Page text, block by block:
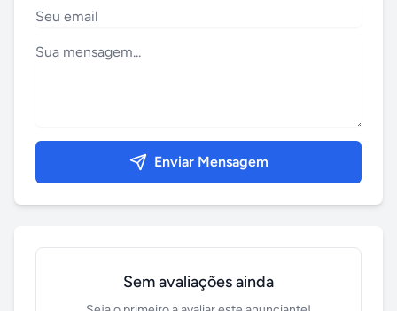
Enviar Mensagem
Sem avaliações ainda